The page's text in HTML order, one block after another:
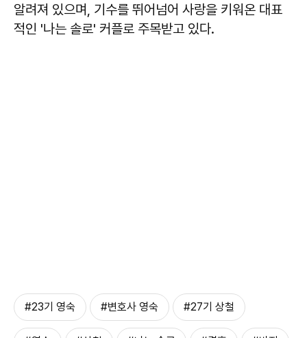
알려져 있으며, 기수를 뛰어넘어 사랑을 키워온 대표
적인 '나는 솔로' 커플로 주목받고 있다.
#23기 영숙 #변호사 영숙 #27기 상철